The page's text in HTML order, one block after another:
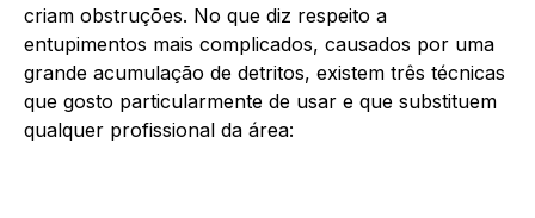
criam obstruções. No que diz respeito a
entupimentos mais complicados, causados por uma
grande acumulação de detritos, existem três técnicas
que gosto particularmente de usar e que substituem
qualquer profissional da área: